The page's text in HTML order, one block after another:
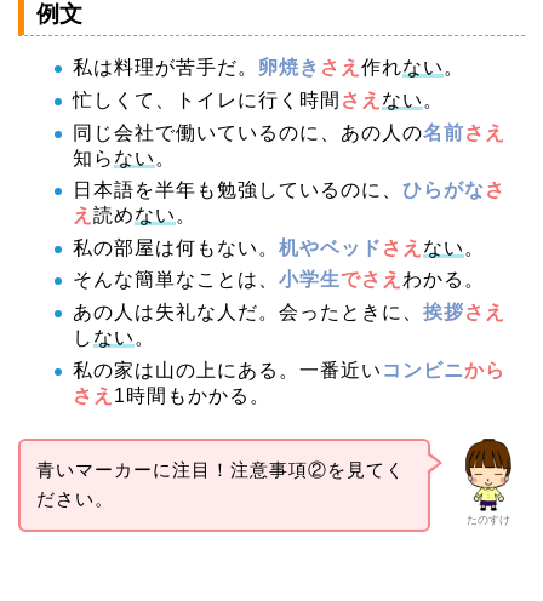
例文
私は料理が苦手だ。 卵焼き さえ 作れない。
忙しくて、トイレに行く時間 さえ ない 。
同じ会社で働いているのに、あの人の名前さえ
知ら ない 。
日本語を半年も勉強しているのに、 ひらがなさ
え 読めない 。
私の部屋は何もない。 机やベッド さえ ない 。
そんな簡単なことは、 小学生でさえ わかる。
あの人は失礼な人だ。会ったときに、 挨拶さえ
し ない 。
私の家は山の上にある。一番近い コンビニから
さえ 1時間もかかる。
たのすけ
青いマーカーに注目！注意事項②を見てく
ださい。